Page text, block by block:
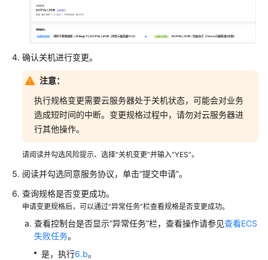
述
变
单
规
格
批
量
变
更
多
台
ECS
规
确认关机进行变更。
注意：
执行规格变更需要云服务器处于关机状态，可能会对业务
造成短时间的中断。变更规格过程中，请勿对云服务器进
行其他操作。
请阅读并勾选风险提示、选择“关机变更”并输入“YES”。
阅读并勾选同意服务协议，单击“提交申请”。
查询规格是否变更成功。
申请变更规格后，可以通过“异常任务”栏查看规格是否变更成功。
查看控制台是否显示“异常任务”栏，查看操作请参见查看ECS
失败任务。
是，执行6.b。